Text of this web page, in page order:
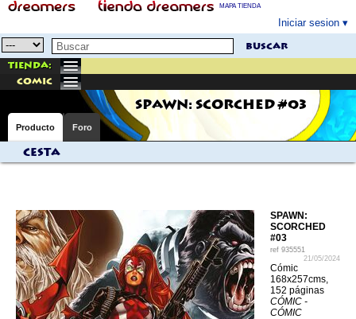
MAPA TIENDA
Iniciar sesion
buscar
Tienda:
comic
SPAWN: SCORCHED #03
Producto Foro
Cesta
SPAWN:
SCORCHED
#03
ref 935551
21/05/2024
Cómic
168x257cms,
152 páginas
CÓMIC -
CÓMIC